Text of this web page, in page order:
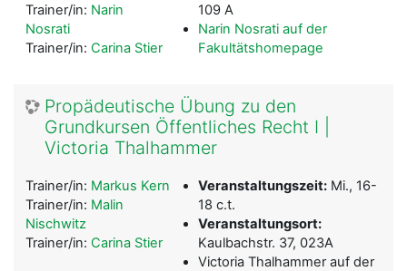
109 A
Narin Nosrati auf der
Fakultätshomepage
Trainer/in: Narin
Nosrati
Trainer/in: Carina Stier
Propädeutische Übung zu den
Grundkursen Öffentliches Recht I |
Victoria Thalhammer
Veranstaltungszeit: Mi., 16-
18 c.t.
Veranstaltungsort:
Kaulbachstr. 37, 023A
Victoria Thalhammer auf der
Trainer/in: Markus Kern
Trainer/in: Malin
Nischwitz
Trainer/in: Carina Stier